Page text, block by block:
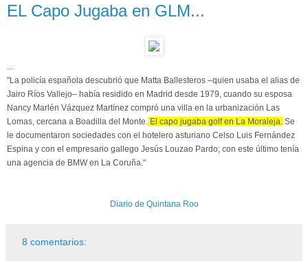
EL Capo Jugaba en GLM...
...
"La policía española descubrió que Matta Ballesteros –quien usaba el alias de
Jairo Ríos Vallejo– había residido en Madrid desde 1979, cuando su esposa
Nancy Marlén Vázquez Martínez compró una villa en la urbanización Las
Lomas, cercana a Boadilla del Monte. El capo jugaba golf en La Moraleja. Se
le documentaron sociedades con el hotelero asturiano Celso Luis Fernández
Espina y con el empresario gallego Jesús Louzao Pardo; con este último tenía
una agencia de BMW en La Coruña."
Diario de Quintana Roo
8 comentarios: